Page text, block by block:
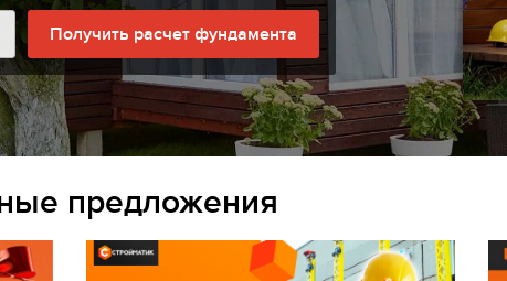
Получить расчет фундамента
предложения